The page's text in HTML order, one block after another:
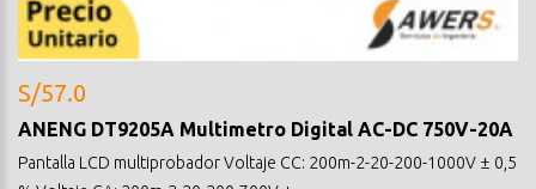
S/57.0
ANENG DT9205A Multimetro Digital AC-DC 750V-20A
Pantalla LCD multiprobador Voltaje CC: 200m-2-20-200-1000V ± 0,5